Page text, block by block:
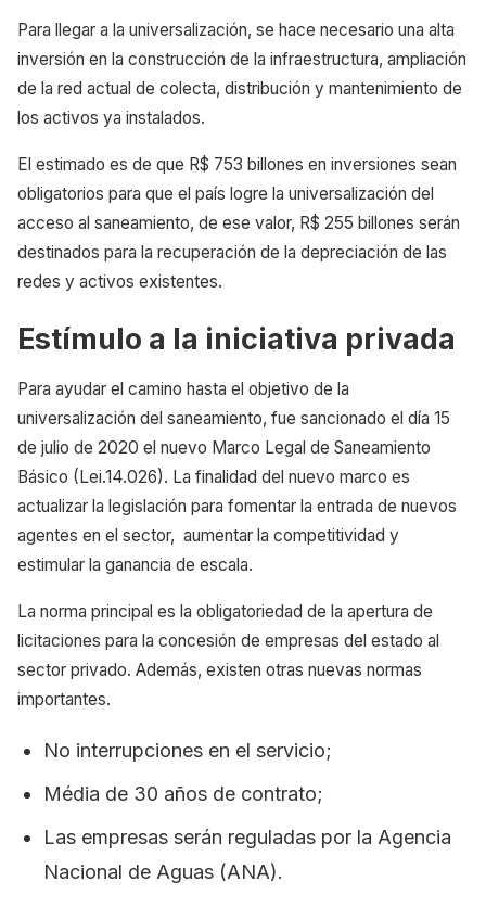
Para llegar a la universalización, se hace necesario una alta
inversión en la construcción de la infraestructura, ampliación
de la red actual de colecta, distribución y mantenimiento de
los activos ya instalados.
El estimado es de que R$ 753 billones en inversiones sean
obligatorios para que el país logre la universalización del
acceso al saneamiento, de ese valor, R$ 255 billones serán
destinados para la recuperación de la depreciación de las
redes y activos existentes.
Estímulo a la iniciativa privada
Para ayudar el camino hasta el objetivo de la
universalización del saneamiento, fue sancionado el día 15
de julio de 2020 el nuevo Marco Legal de Saneamiento
Básico (Lei.14.026). La finalidad del nuevo marco es
actualizar la legislación para fomentar la entrada de nuevos
agentes en el sector, aumentar la competitividad y
estimular la ganancia de escala.
La norma principal es la obligatoriedad de la apertura de
licitaciones para la concesión de empresas del estado al
sector privado. Además, existen otras nuevas normas
importantes.
No interrupciones en el servicio;
Média de 30 años de contrato;
Las empresas serán reguladas por la Agencia
Nacional de Aguas (ANA).